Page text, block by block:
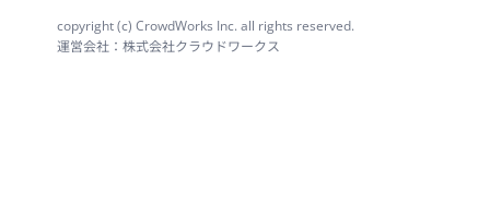
copyright (c) CrowdWorks Inc. all rights reserved.
運営会社：株式会社クラウドワークス